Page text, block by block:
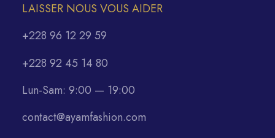
LAISSER NOUS VOUS AIDER
+228 96 12 29 59
+228 92 45 14 80
Lun-Sam: 9:00 — 19:00
contact@ayamfashion.com